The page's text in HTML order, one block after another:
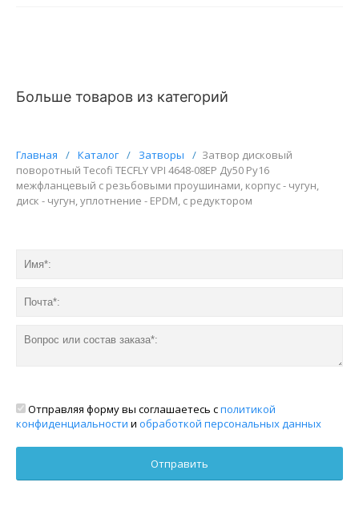
Больше товаров из категорий
Главная / Каталог / Затворы / Затвор дисковый
поворотный Tecofi TECFLY VPI 4648-08EP Ду50 Ру16
межфланцевый с резьбовыми проушинами, корпус - чугун,
диск - чугун, уплотнение - EPDM, с редуктором
Отправляя форму вы соглашаетесь сполитикой
конфиденциальности и обработкой персональных данных